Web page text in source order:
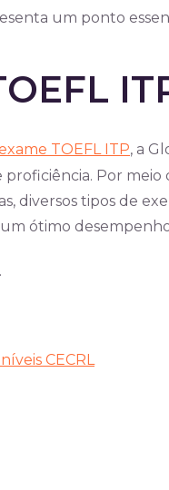
um ponto
TOEFL ITP, a
Por meio
diversos tipos de
ótimo
.
CECRL